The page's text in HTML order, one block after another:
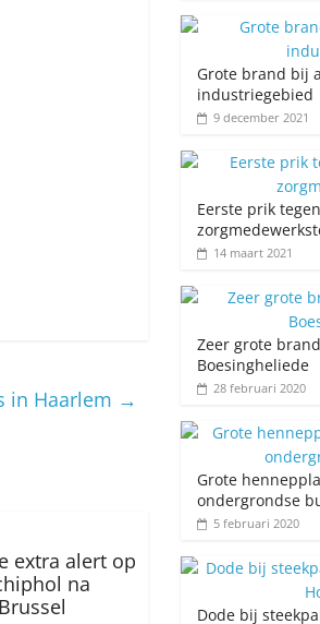
in Haarlem →
extra alert op
na
Grote brand bij
industriegebied
9 december 2021
Eerste prik
14 maart 2021
Zeer grote
Boesingheliede
28 februari 2020
Grote
ondergrondse
5 februari 2020
Dode bij